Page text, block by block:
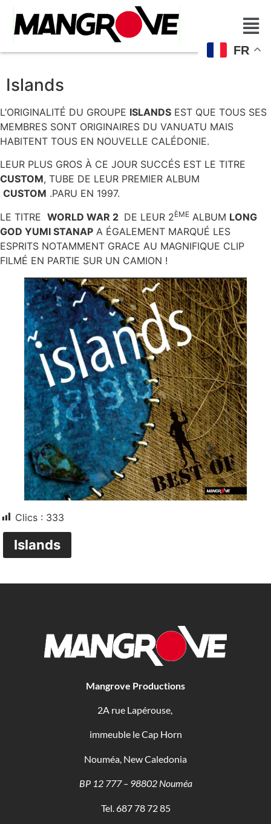
Islands
L’ORIGINALITÉ DU GROUPE ISLANDS EST QUE TOUS SES
MEMBRES SONT ORIGINAIRES DU VANUATU MAIS
HABITENT TOUS EN NOUVELLE CALÉDONIE.
LEUR PLUS GROS À CE JOUR SUCCÉS EST LE TITRE
CUSTOM, TUBE DE LEUR PREMIER ALBUM
CUSTOM .PARU EN 1997.
LE TITRE WORLD WAR 2 DE LEUR 2ÈME ALBUM LONG
GOD YUMI STANAP A ÉGALEMENT MARQUÉ LES
ESPRITS NOTAMMENT GRACE AU MAGNIFIQUE CLIP
FILMÉ EN PARTIE SUR UN CAMION !
Clics : 333
Islands
Mangrove Productions
2A rue Lapérouse,
immeuble le Cap Horn
Nouméa, New Caledonia
BP 12 777 – 98802 Nouméa
Tel. 687 78 72 85
FR